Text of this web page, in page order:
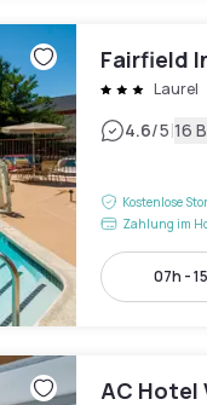
Fairfield
Laurel
4.6/5|16
Kostenlose
Zahlung im
07h -
AC Hotel